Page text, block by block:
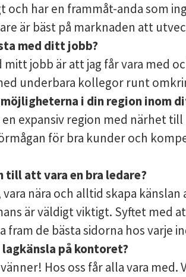
och har en frammåt-anda som
är bäst på marknaden att
med ditt jobb?
mitt jobb är att jag får vara med
underbara kollegor runt
möjligheterna i din region inom
expansiv region med närhet
för bra kunder och
till att vara en bra ledare?
vara nära och alltid skapa
är väldigt viktigt. Syftet med
fram de bästa sidorna hos varje
på kontoret?
Hos oss får alla vara med.